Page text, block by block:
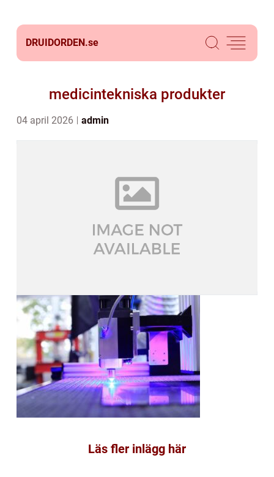
DRUIDORDEN.se
medicintekniska produkter
04 april 2026 admin
Läs fler inlägg här